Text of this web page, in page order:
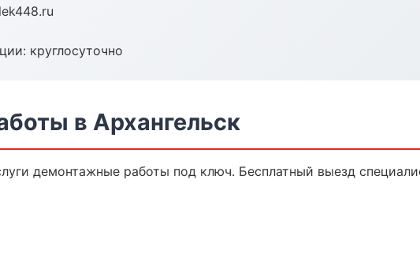
круглосуточно
в Архангельск
демонтажные работы под ключ. Бесплатный выезд